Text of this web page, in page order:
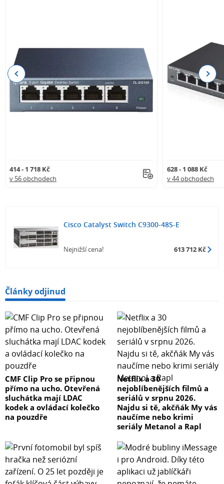
414 - 1 718 Kč
v 56 obchodech
628 - 1 088 Kč
v 44 obchodech
Previous Next
Cisco Catalyst Switch C9300-48S-E
Nejnižší cena! 613 712 Kč
Články odjinud
CMF Clip Pro se připnou
přímo na ucho. Otevřená
sluchátka mají LDAC
kodek a ovládací kolečko
na pouzdře
Netflix a 30
nejoblíbenějších filmů a
seriálů v srpnu 2026.
Najdu si tě, akčňák My vás
naučíme nebo krimi
seriály Metanol a Rapl